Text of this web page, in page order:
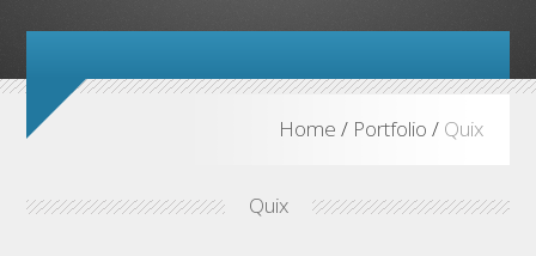
Home / Portfolio / Quix
Quix